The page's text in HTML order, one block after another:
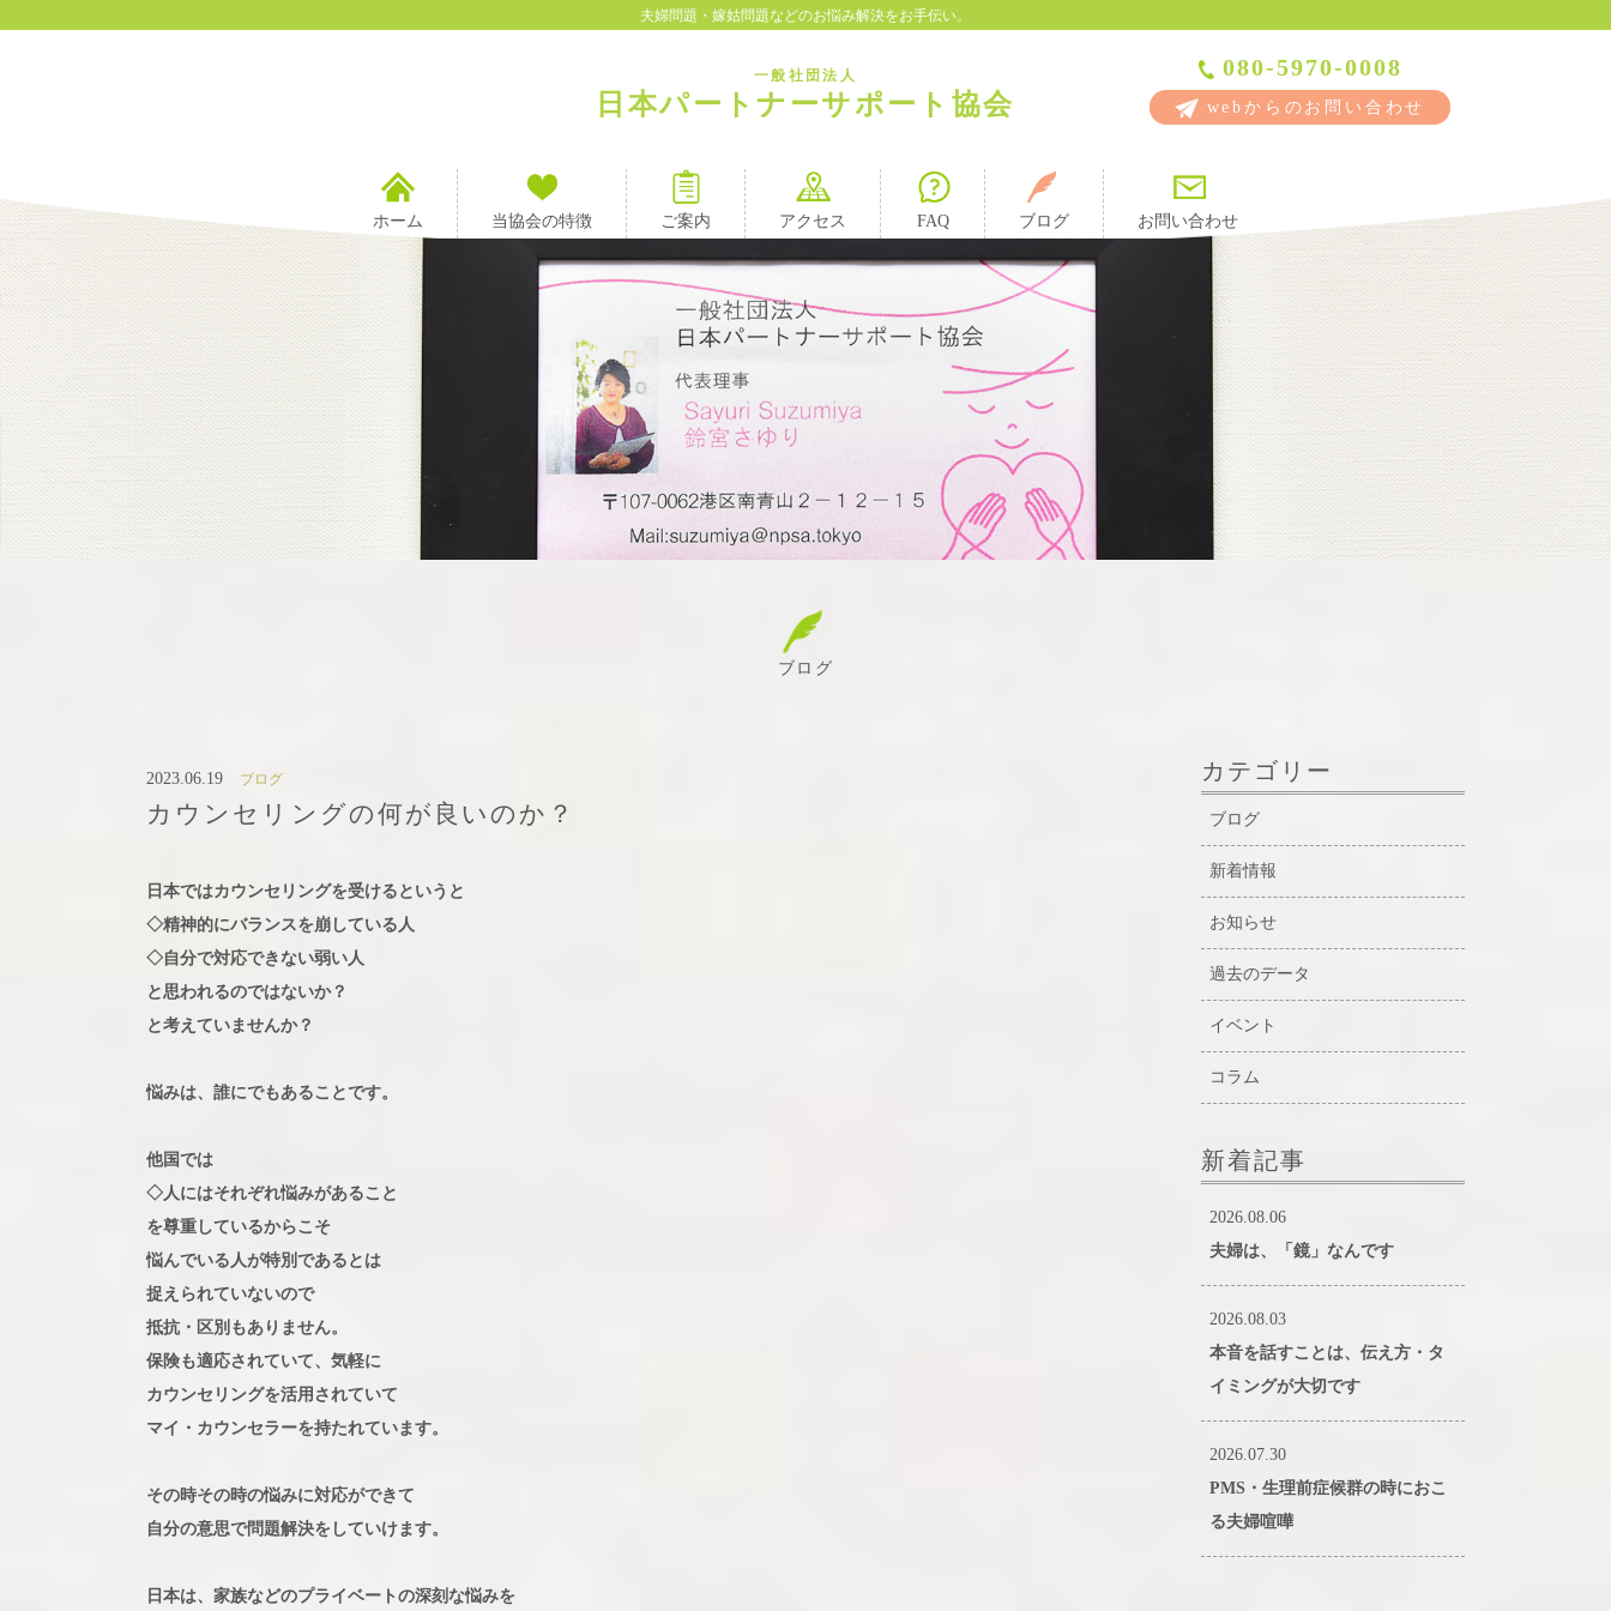
夫婦問題・嫁姑問題などのお悩み解決をお手伝い。
一般社団法人
日本パートナーサポート協会
080-5970-0008
webからのお問い合わせ
ホーム 当協会の特徴 ご案内 アクセス FAQ ブログ お問い合わせ
ブログ
2023.06.19 ブログ
カウンセリングの何が良いのか？
日本ではカウンセリングを受けるというと
◇精神的にバランスを崩している人
◇自分で対応できない弱い人
と思われるのではないか？
と考えていませんか？
悩みは、誰にでもあることです。
他国では
◇人にはそれぞれ悩みがあること
を尊重しているからこそ
悩んでいる人が特別であるとは
捉えられていないので
抵抗・区別もありません。
保険も適応されていて、気軽に
カウンセリングを活用されていて
マイ・カウンセラーを持たれています。
その時その時の悩みに対応ができて
自分の意思で問題解決をしていけます。
日本は、家族などのプライベートの深刻な悩みを
カテゴリー
ブログ
新着情報
お知らせ
過去のデータ
イベント
コラム
新着記事
2026.08.06
夫婦は、「鏡」なんです
2026.08.03
本音を話すことは、伝え方・タ
イミングが大切です
2026.07.30
PMS・生理前症候群の時におこ
る夫婦喧嘩